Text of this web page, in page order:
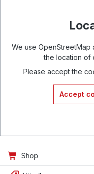
We use
the location of
Please accept the
Accept
Shop